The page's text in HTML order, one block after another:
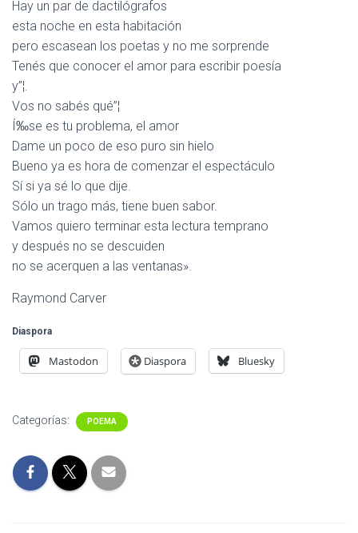
Hay un par de dactilógrafos
esta noche en esta habitación
pero escasean los poetas y no me sorprende
Tenés que conocer el amor para escribir poesía
y”¦.
Vos no sabés qué”¦
Í‰se es tu problema, el amor
Dame un poco de eso puro sin hielo
Bueno ya es hora de comenzar el espectáculo
Sí si ya sé lo que dije.
Sólo un trago más, tiene buen sabor.
Vamos quiero terminar esta lectura temprano
y después no se descuiden
no se acerquen a las ventanas».
Raymond Carver
Diaspora
Mastodon Diaspora Bluesky
Categorías: POEMA